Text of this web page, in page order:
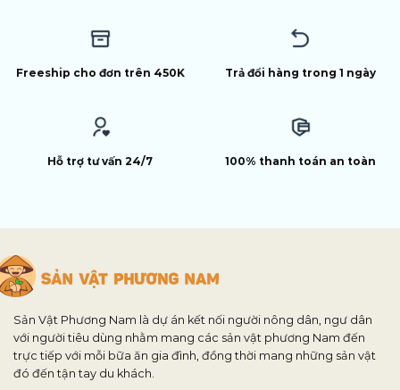
Freeship cho đơn trên 450K Trả đổi hàng trong 1 ngày
Hỗ trợ tư vấn 24/7 100% thanh toán an toàn
Sản Vật Phương Nam là dự án kết nối người nông dân, ngư dân
với người tiêu dùng nhằm mang các sản vật phương Nam đến
trực tiếp với mỗi bữa ăn gia đình, đồng thời mang những sản vật
đó đến tận tay du khách.